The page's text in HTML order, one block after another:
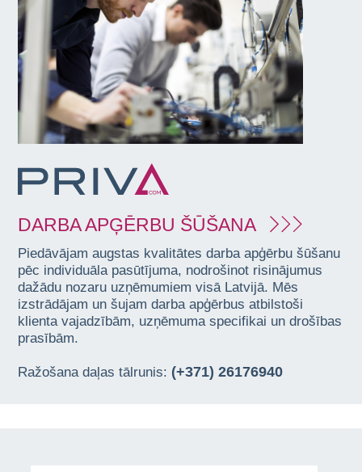
DARBA APĢĒRBU ŠŪŠANA
Piedāvājam augstas kvalitātes darba apģērbu šūšanu
pēc individuāla pasūtījuma, nodrošinot risinājumus
dažādu nozaru uzņēmumiem visā Latvijā. Mēs
izstrādājam un šujam darba apģērbus atbilstoši
klienta vajadzībām, uzņēmuma specifikai un drošības
prasībām.
Ražošana daļas tālrunis: (+371) 26176940